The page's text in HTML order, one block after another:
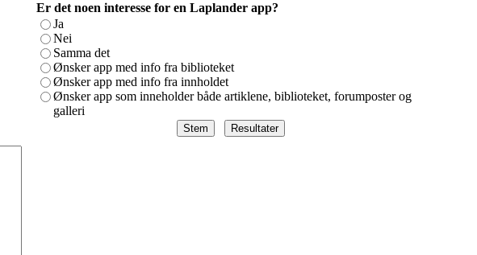
Er det noen interesse for en Laplander app?
Ja
Nei
Samma det
Ønsker app med info fra biblioteket
Ønsker app med info fra innholdet
Ønsker app som inneholder både artiklene, biblioteket, forumposter og
galleri